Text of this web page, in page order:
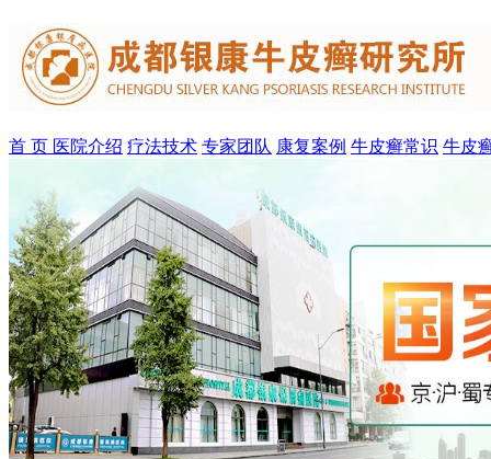
首 页 医院介绍 疗法技术 专家团队 康复案例 牛皮癣常识 牛皮